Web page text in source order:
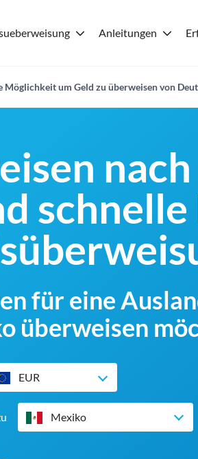
Anleitungen
Möglichkeit um Geld zu überweisen von
für eine
überweisen
EUR
Mexiko